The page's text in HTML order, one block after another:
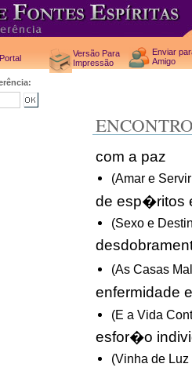
Versão Para
Impressão
Enviar
Amigo
com a paz
(Amar e
de esp�ritos
(Sexo e
(As Casas
enfermidade e
(E a Vida
esfor�o
(Vinha de Luz